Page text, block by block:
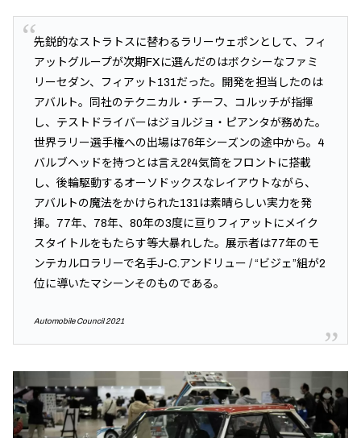
先鋭的なストラトスに替わるラリーウェポンとして、フィ
アットグループが次期FXに選んだのはボクシーなファミ
リーセダン、フィアット131だった。開発を担当したのは
アバルト。同社のテクニカル・チーフ、コルッチが指揮
し、テストドライバーはジョルジョ・ピアンタが務めた。
世界ラリー選手権への出場は76年シーズンの途中から。4
バルブヘッドを持つとは言え2ℓ4気筒をフロントに搭載
し、後輪駆動するオーソドックスなレイアウトながら、
アバルトの魔法をかけられた131は素晴らしい実力を発
揮。77年、78年、80年の3度に亘りフィアットにメイク
スタイトルをもたらす等大暴れした。展示者は77年のモ
ンテカルロラリーで名手J-C.アンドリュー / “ビジェ”組が2
位に導いたマシーンそのものである。
Automobile Council 2021